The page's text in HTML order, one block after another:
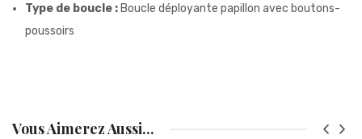
Type de boucle : Boucle déployante papillon avec boutons-
poussoirs
Vous Aimerez Aussi...